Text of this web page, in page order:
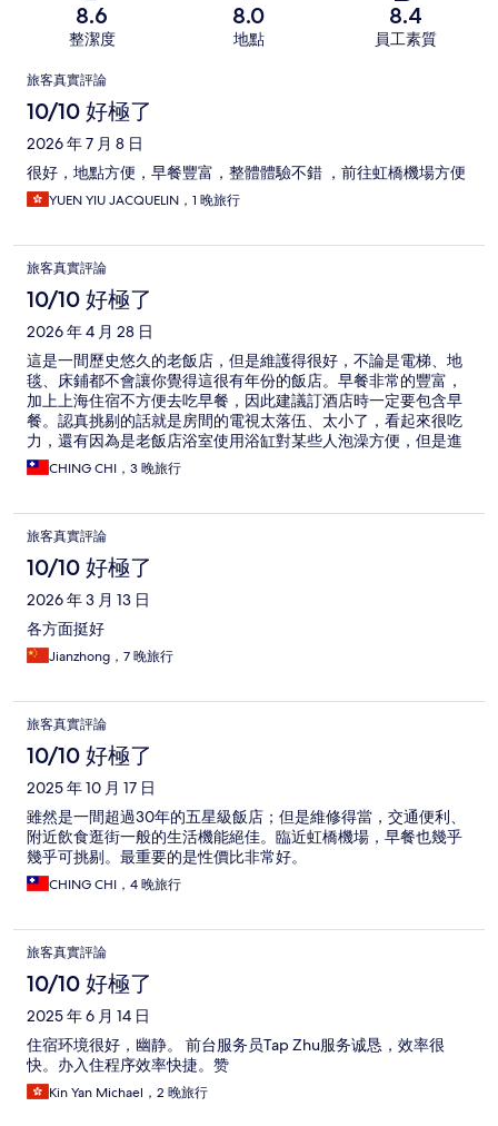
8.6
整潔度
8.0
地點
8.4
員工素質
評
論
旅客真實評論
10/10 好極了
2026 年 7 月 8 日
很好，地點方便，早餐豐富，整體體驗不錯 ，前往虹橋機場方便
YUEN YIU JACQUELIN，1 晚旅行
旅客真實評論
10/10 好極了
2026 年 4 月 28 日
這是一間歷史悠久的老飯店，但是維護得很好，不論是電梯、地
毯、床鋪都不會讓你覺得這很有年份的飯店。早餐非常的豐富，
加上上海住宿不方便去吃早餐，因此建議訂酒店時一定要包含早
餐。認真挑剔的話就是房間的電視太落伍、太小了，看起來很吃
力，還有因為是老飯店浴室使用浴缸對某些人泡澡方便，但是進
出浴室領域有一定的危險。
CHING CHI，3 晚旅行
旅客真實評論
10/10 好極了
2026 年 3 月 13 日
各方面挺好
Jianzhong，7 晚旅行
旅客真實評論
10/10 好極了
2025 年 10 月 17 日
雖然是一間超過30年的五星級飯店；但是維修得當，交通便利、
附近飲食逛街一般的生活機能絕佳。臨近虹橋機場，早餐也幾乎
幾乎可挑剔。最重要的是性價比非常好。
CHING CHI，4 晚旅行
旅客真實評論
10/10 好極了
2025 年 6 月 14 日
住宿环境很好，幽静。 前台服务员Tap Zhu服务诚恳，效率很
快。办入住程序效率快捷。赞
Kin Yan Michael，2 晚旅行